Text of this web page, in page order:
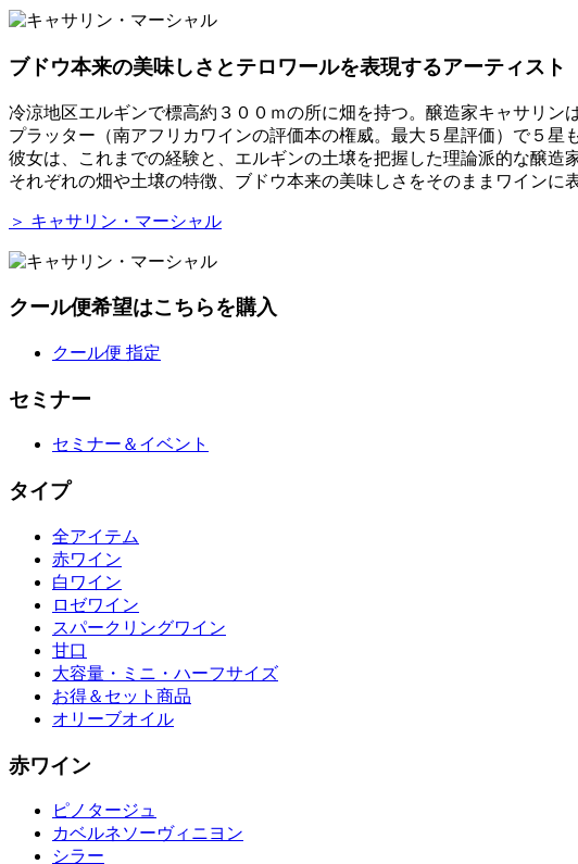
ブドウ本来の美味しさとテロワールを表現するアーティスト
冷涼地区エルギンで標高約３００ｍの所に畑を持つ。醸造家キャサリン
プラッター（南アフリカワインの評価本の権威。最大５星評価）で５星
彼女は、これまでの経験と、エルギンの土壌を把握した理論派的な醸造
それぞれの畑や土壌の特徴、ブドウ本来の美味しさをそのままワインに
＞ キャサリン・マーシャル
クール便希望はこちらを購入
クール便 指定
セミナー
セミナー＆イベント
タイプ
全アイテム
赤ワイン
白ワイン
ロゼワイン
スパークリングワイン
甘口
大容量・ミニ・ハーフサイズ
お得＆セット商品
オリーブオイル
赤ワイン
ピノタージュ
カベルネソーヴィニヨン
シラー